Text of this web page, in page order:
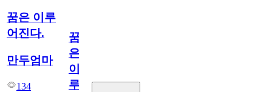
꿈은 이루
어진다.
만두엄마
134
꿈
은
이
루